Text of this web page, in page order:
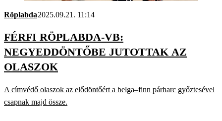
Röplabda2025.09.21. 11:14
FÉRFI RÖPLABDA-VB:
NEGYEDDÖNTŐBE JUTOTTAK AZ
OLASZOK
A címvédő olaszok az elődöntőért a belga–finn párharc győztesével
csapnak majd össze.